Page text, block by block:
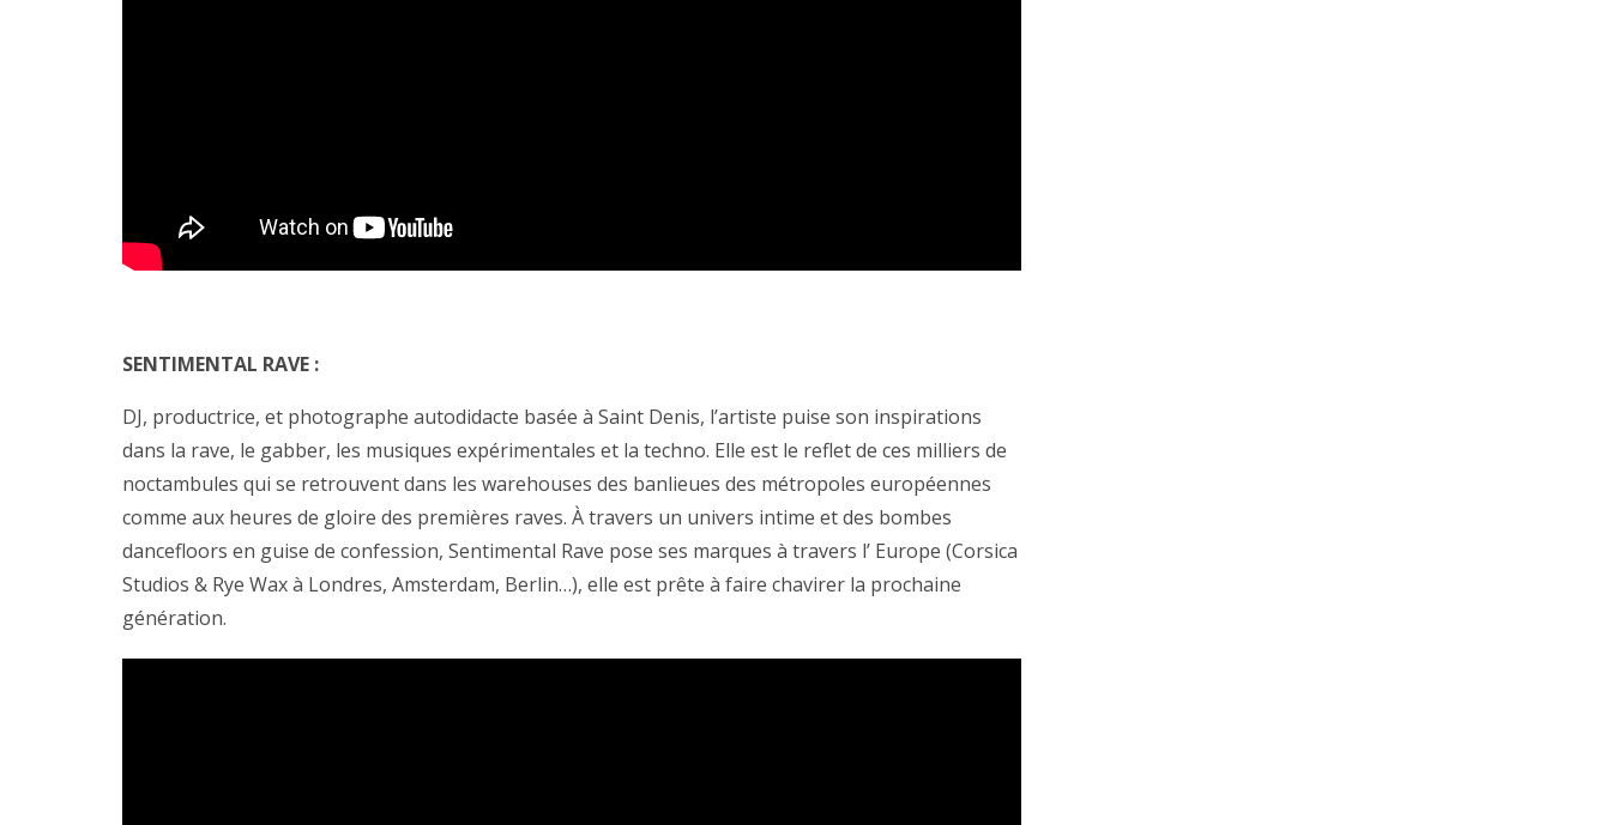
SENTIMENTAL RAVE :
DJ, productrice, et photographe autodidacte basée à Saint Denis, l’artiste puise son inspirations
dans la rave, le gabber, les musiques expérimentales et la techno. Elle est le reflet de ces milliers de
noctambules qui se retrouvent dans les warehouses des banlieues des métropoles européennes
comme aux heures de gloire des premières raves. À travers un univers intime et des bombes
dancefloors en guise de confession, Sentimental Rave pose ses marques à travers l’ Europe (Corsica
Studios & Rye Wax à Londres, Amsterdam, Berlin…), elle est prête à faire chavirer la prochaine
génération.